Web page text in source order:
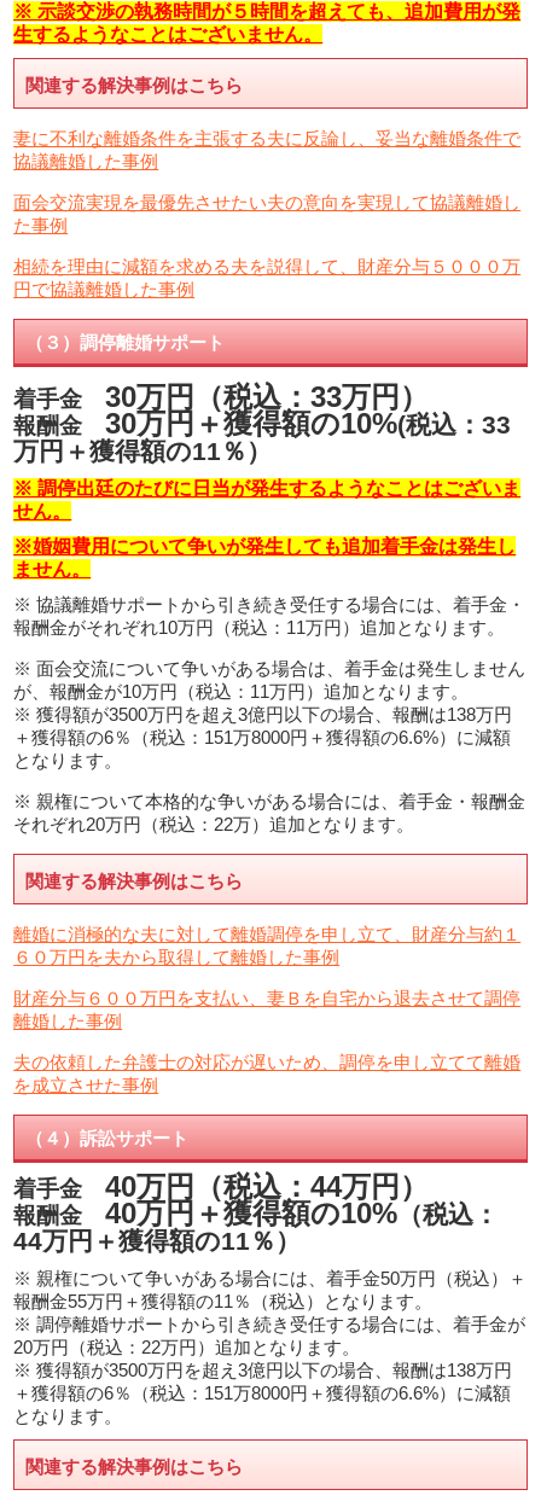
※ 示談交渉の執務時間が５時間を超えても、追加費用が発
生するようなことはございません。
関連する解決事例はこちら
妻に不利な離婚条件を主張する夫に反論し、妥当な離婚条件で
協議離婚した事例
面会交流実現を最優先させたい夫の意向を実現して協議離婚し
た事例
相続を理由に減額を求める夫を説得して、財産分与５０００万
円で協議離婚した事例
（３）調停離婚サポート
着手金30万円（税込：33万円）
報酬金30万円＋獲得額の10%(税込：33
万円＋獲得額の11％）
※ 調停出廷のたびに日当が発生するようなことはございま
せん。
※婚姻費用について争いが発生しても追加着手金は発生し
ません。
※ 協議離婚サポートから引き続き受任する場合には、着手金・
報酬金がそれぞれ10万円（税込：11万円）追加となります。
※ 面会交流について争いがある場合は、着手金は発生しません
が、報酬金が10万円（税込：11万円）追加となります。
※ 獲得額が3500万円を超え3億円以下の場合、報酬は138万円
＋獲得額の6％（税込：151万8000円＋獲得額の6.6%）に減額
となります。
※ 親権について本格的な争いがある場合には、着手金・報酬金
それぞれ20万円（税込：22万）追加となります。
関連する解決事例はこちら
離婚に消極的な夫に対して離婚調停を申し立て、財産分与約１
６０万円を夫から取得して離婚した事例
財産分与６００万円を支払い、妻Ｂを自宅から退去させて調停
離婚した事例
夫の依頼した弁護士の対応が遅いため、調停を申し立てて離婚
を成立させた事例
（４）訴訟サポート
着手金40万円（税込：44万円）
報酬金40万円＋獲得額の10% （税込：
44万円＋獲得額の11％）
※ 親権について争いがある場合には、着手金50万円（税込）＋
報酬金55万円＋獲得額の11％（税込）となります。
※ 調停離婚サポートから引き続き受任する場合には、着手金が
20万円（税込：22万円）追加となります。
※ 獲得額が3500万円を超え3億円以下の場合、報酬は138万円
＋獲得額の6％（税込：151万8000円＋獲得額の6.6%）に減額
となります。
関連する解決事例はこちら